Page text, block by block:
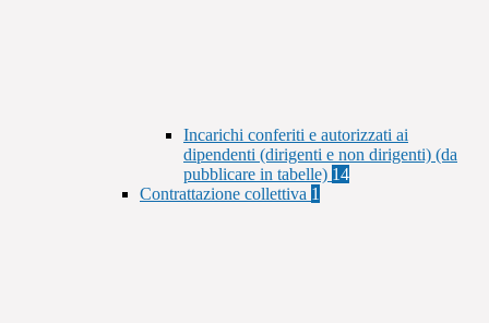
Incarichi conferiti e autorizzati ai
dipendenti (dirigenti e non dirigenti) (da
pubblicare in tabelle) 14
Contrattazione collettiva 1